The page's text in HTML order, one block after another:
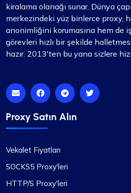
kiralama olanağı sunar. Dünya
merkezindeki yüz binlerce proxy,
anonimliğini korumasına hem de
görevleri hızlı bir şekilde
hazır. 2013'ten bu yana sizlere
Proxy Satın Alın
Vekalet Fiyatları
SOCKS5 Proxy'leri
HTTP/S Proxy'leri